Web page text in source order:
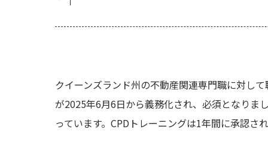
クイーンズランド州の不動産関連専門職に対し
が2025年6月6日から義務化され、必須となりま
っています。CPDトレーニングは1年間に承認